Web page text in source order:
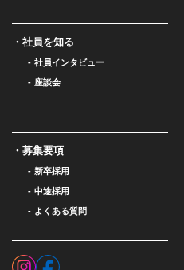
社員を知る
社員インタビュー
座談会
募集要項
新卒採用
中途採用
よくある質問